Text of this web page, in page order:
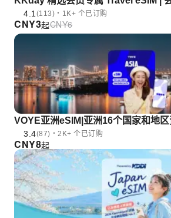
4.1(113)・1K+ 个已订购
CNY3起CNY6
VOYE亚洲eSIM|亚洲16个国家和地区
3.4(87)・2K+ 个已订购
CNY8起